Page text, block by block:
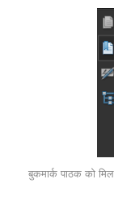
बुकमार्क पाठक को